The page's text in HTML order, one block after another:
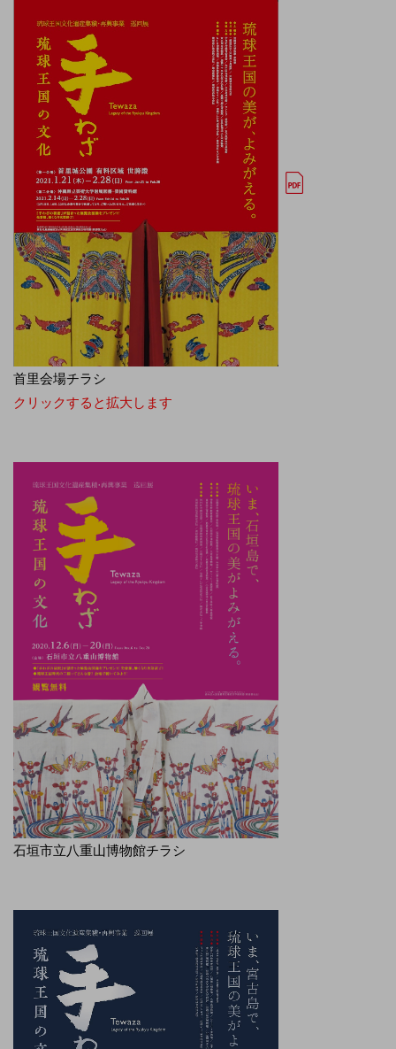
首里会場チラシ
クリックすると拡大します
石垣市立八重山博物館チラシ